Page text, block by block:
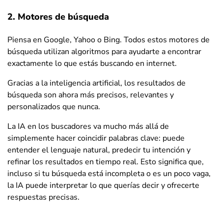
2. Motores de búsqueda
Piensa en Google, Yahoo o Bing. Todos estos motores de
búsqueda utilizan algoritmos para ayudarte a encontrar
exactamente lo que estás buscando en internet.
Gracias a la inteligencia artificial, los resultados de
búsqueda son ahora más precisos, relevantes y
personalizados que nunca.
La IA en los buscadores va mucho más allá de
simplemente hacer coincidir palabras clave: puede
entender el lenguaje natural, predecir tu intención y
refinar los resultados en tiempo real. Esto significa que,
incluso si tu búsqueda está incompleta o es un poco vaga,
la IA puede interpretar lo que querías decir y ofrecerte
respuestas precisas.